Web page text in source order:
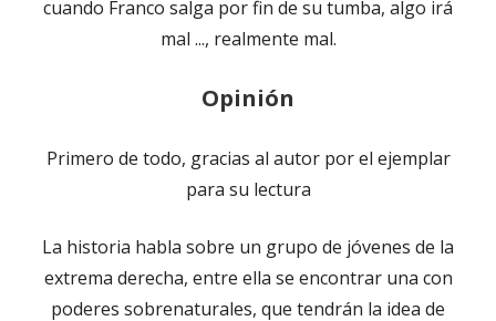
cuando Franco salga por fin de su tumba, algo irá
mal ..., realmente mal.
Opinión
Primero de todo, gracias al autor por el ejemplar
para su lectura
La historia habla sobre un grupo de jóvenes de la
extrema derecha, entre ella se encontrar una con
poderes sobrenaturales, que tendrán la idea de